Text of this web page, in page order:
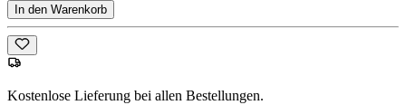
In den Warenkorb
Kostenlose Lieferung bei allen Bestellungen.